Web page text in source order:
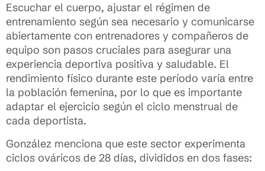
Escuchar el cuerpo, ajustar el régimen de
entrenamiento según sea necesario y comunicarse
abiertamente con entrenadores y compañeros de
equipo son pasos cruciales para asegurar una
experiencia deportiva positiva y saludable. El
rendimiento físico durante este período varía entre
la población femenina, por lo que es importante
adaptar el ejercicio según el ciclo menstrual de
cada deportista.
González menciona que este sector experimenta
ciclos ováricos de 28 días, divididos en dos fases: